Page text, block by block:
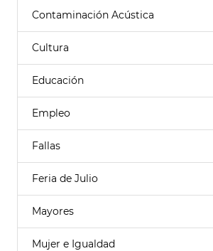
Contaminación Acústica
Cultura
Educación
Empleo
Fallas
Feria de Julio
Mayores
Mujer e Igualdad